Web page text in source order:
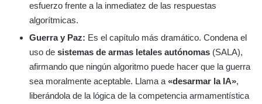
esfuerzo frente a la inmediatez de las respuestas
algorítmicas.
Guerra y Paz: Es el capítulo más dramático. Condena el
uso de sistemas de armas letales autónomas (SALA),
afirmando que ningún algoritmo puede hacer que la guerra
sea moralmente aceptable. Llama a«desarmar la IA»,
liberándola de la lógica de la competencia armamentística